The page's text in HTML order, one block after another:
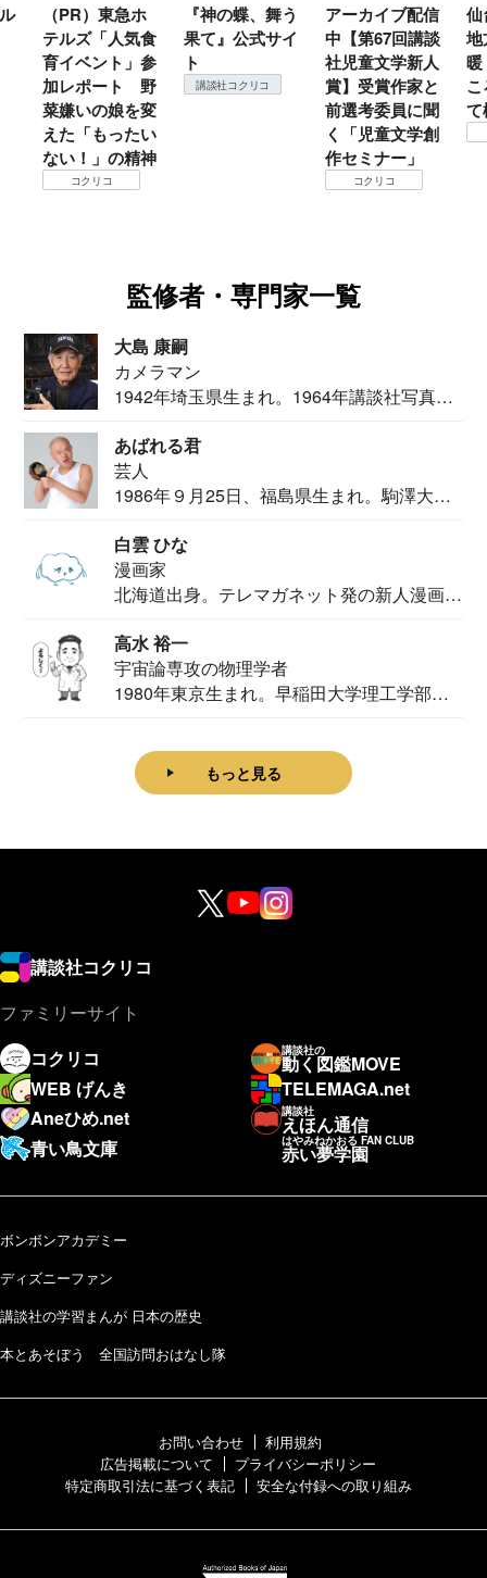
（PR）東急ホ
テルズ「人気食
育イベント」参
加レポート 野
菜嫌いの娘を変
えた「もったい
ない！」の精神
コクリコ
『神の蝶、舞う
果て』公式サイ
ト
講談社コクリコ
アーカイブ配信
中【第67回講談
社児童文学新人
賞】受賞作家と
前選考委員に聞
く「児童文学創
作セミナー」
コクリコ
仙
地
て
監修者・専門家一覧
大島 康嗣
カメラマン
1942年埼玉県生まれ。1964年講談社写真部
あばれる君
芸人
1986年９月25日、福島県生まれ。駒澤大学
白雲 ひな
漫画家
北海道出身。テレマガネット発の新人漫画
高水 裕一
宇宙論専攻の物理学者
1980年東京生まれ。早稲田大学理工学部物
もっと見る
講談社コクリコ
ファミリーサイト
コクリコ
講談社の
動く図鑑MOVE
WEB げんき
TELEMAGA.net
Aneひめ.net
講談社
えほん通信
青い鳥文庫
はやみねかおる FAN CLUB
赤い夢学園
ボンボンアカデミー
ディズニーファン
講談社の学習まんが 日本の歴史
本とあそぼう 全国訪問おはなし隊
お問い合わせ
利用規約
広告掲載について
プライバシーポリシー
特定商取引法に基づく表記
安全な付録への取り組み